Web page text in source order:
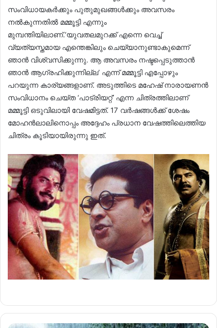
സംവിധായകർക്കും പുതുമുഖങ്ങൾക്കും അവസരം
നൽകുന്നതിൽ മമ്മൂട്ടി എന്നും
മുമ്പന്തിയിലാണ്.‘യുവതലമുറക്ക് എന്നെ വെച്ച്
വ്യത്യസ്തമായ എന്തെങ്കിലും ചെയ്യാനുണ്ടാകുമെന്ന്
ഞാൻ വിശ്വസിക്കുന്നു. ആ അവസരം നഷ്ടപ്പെടുത്താൻ
ഞാൻ ആഗ്രഹിക്കുന്നില്ല’ എന്ന് മമ്മൂട്ടി എപ്പോഴും
പറയുന്ന കാര്യങ്ങളാണ്. അടുത്തിടെ മഹേഷ് നാരായണൻ
സംവിധാനം ചെയ്ത ‘പാട്രിയറ്റ്’ എന്ന ചിത്രത്തിലാണ്
മമ്മൂട്ടി ഒടുവിലായി വേഷമിട്ടത്. 17 വർഷങ്ങൾക്ക് ശേഷം
മോഹൻലാലിനൊപ്പം അദ്ദേഹം പ്രധാന വേഷത്തിലെത്തിയ
ചിത്രം കൂടിയായിരുന്നു ഇത്.